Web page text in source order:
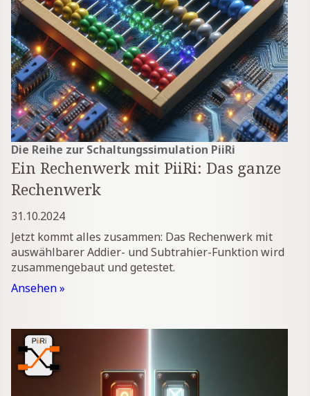
Die Reihe zur Schaltungssimulation PiiRi
Ein Rechenwerk mit PiiRi: Das ganze
Rechenwerk
31.10.2024
Jetzt kommt alles zusammen: Das Rechenwerk mit
auswählbarer Addier- und Subtrahier-Funktion wird
zusammengebaut und getestet.
Ansehen »